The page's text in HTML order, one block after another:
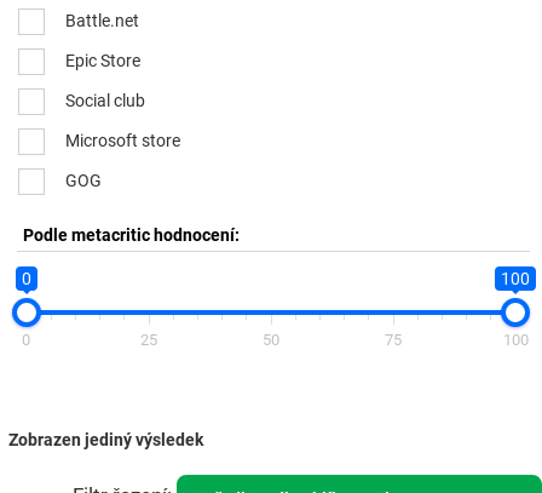
Battle.net
Epic Store
Social club
Microsoft store
GOG
Podle metacritic hodnocení:
0 100
0 25 50 75 100
Zobrazen jediný výsledek